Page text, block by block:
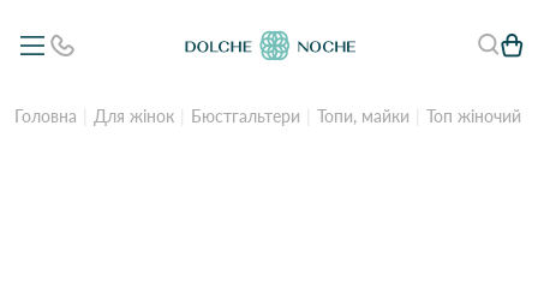
Головна Для жінок Бюстгальтери Топи, майки Топ жіночий